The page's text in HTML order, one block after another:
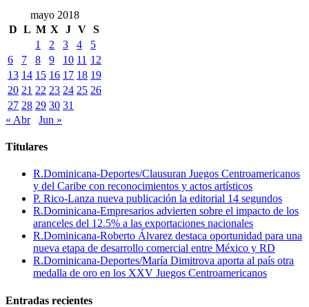
mayo 2018
D L M X J V S
1
2 3 4
5
6
7 8 9 10 11 12
13 14 15 16 17 18 19
20 21 22 23 24 25 26
27 28 29 30 31
« Abr
Jun »
Titulares
R.Dominicana-Deportes/Clausuran Juegos Centroamericanos
y del Caribe con reconocimientos y actos artísticos
P. Rico-Lanza nueva publicación la editorial 14 segundos
R.Dominicana-Empresarios advierten sobre el impacto de los
aranceles del 12.5% a las exportaciones nacionales
R.Dominicana-Roberto Álvarez destaca oportunidad para una
nueva etapa de desarrollo comercial entre México y RD
R.Dominicana-Deportes/María Dimitrova aporta al país otra
medalla de oro en los XXV Juegos Centroamericanos
Entradas recientes